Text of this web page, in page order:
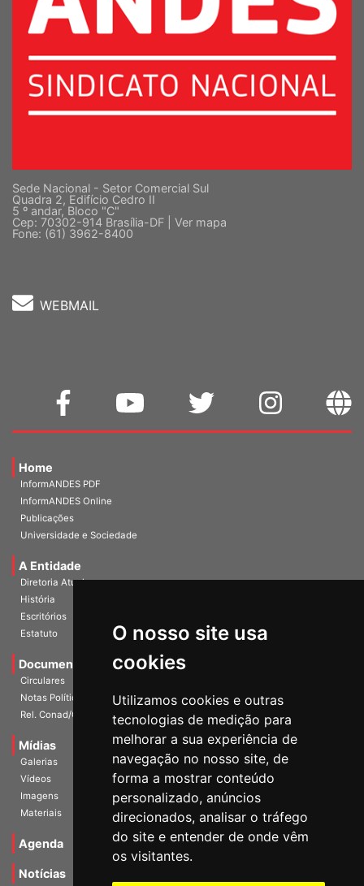
O nosso site usa
cookies
Utilizamos cookies e outras
tecnologias de medição para
melhorar a sua experiência de
navegação no nosso site, de
forma a mostrar conteúdo
personalizado, anúncios
direcionados, analisar o tráfego
do site e entender de onde vêm
os visitantes.
Sede Nacional - Setor Comercial Sul
Quadra 2, Edifício Cedro II
5 º andar, Bloco "C"
Cep: 70302-914 Brasília-DF | Ver mapa
Fone: (61) 3962-8400
WEBMAIL
Home
InformANDES PDF
InformANDES Online
Publicações
Universidade e Sociedade
A Entidade
Diretoria Atual
História
Escritórios
Estatuto
Documentos
Circulares
Notas Políticas
Rel. Conad/Congresso
Mídias
Galerias
Vídeos
Imagens
Materiais
Agenda
Notícias